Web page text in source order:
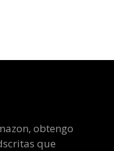
obtengo
que